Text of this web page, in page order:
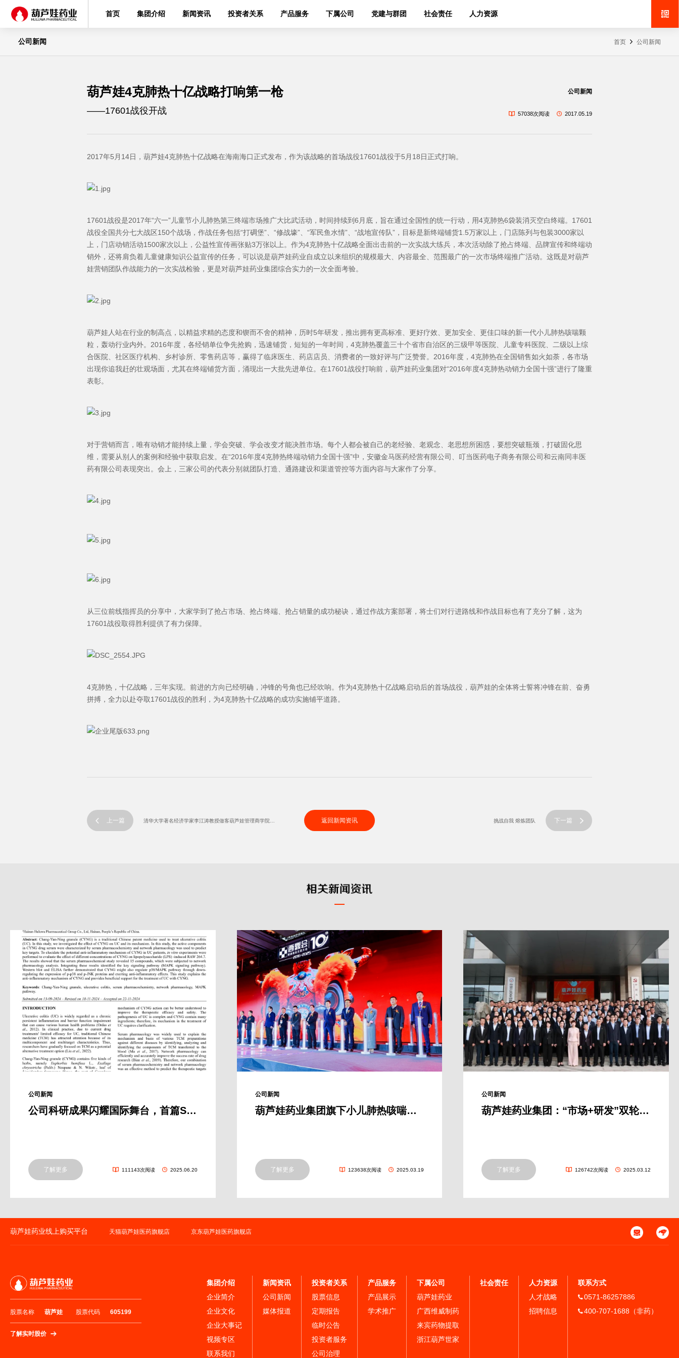
首页 集团介绍 新闻资讯 投资者关系 产品服务 下属公司 党建与群团 社会责任 人力资源
公司新闻 首页 公司新闻
葫芦娃4克肺热十亿战略打响第一枪
——17601战役开战
公司新闻
57038次阅读 2017.05.19
2017年5月14日，葫芦娃4克肺热十亿战略在海南海口正式发布，作为该战略的首场战役17601战役于5月18日正式打响。
17601战役是2017年“六一”儿童节小儿肺热第三终端市场推广大比武活动，时间持续到6月底，旨在通过全国性的统一行动，用4克肺热6袋装消灭空白终端。17601
战役全国共分七大战区150个战场，作战任务包括“打碉堡”、“修战壕”、“军民鱼水情”、“战地宣传队”，目标是新终端铺货1.5万家以上，门店陈列与包装3000家以
上，门店动销活动1500家次以上，公益性宣传画张贴3万张以上。作为4克肺热十亿战略全面出击前的一次实战大练兵，本次活动除了抢占终端、品牌宣传和终端动
销外，还将肩负着儿童健康知识公益宣传的任务，可以说是葫芦娃药业自成立以来组织的规模最大、内容最全、范围最广的一次市场终端推广活动。这既是对葫芦
娃营销团队作战能力的一次实战检验，更是对葫芦娃药业集团综合实力的一次全面考验。
葫芦娃人站在行业的制高点，以精益求精的态度和锲而不舍的精神，历时5年研发，推出拥有更高标准、更好疗效、更加安全、更佳口味的新一代小儿肺热咳喘颗
粒，轰动行业内外。2016年度，各经销单位争先抢购，迅速铺货，短短的一年时间，4克肺热覆盖三十个省市自治区的三级甲等医院、儿童专科医院、二级以上综
合医院、社区医疗机构、乡村诊所、零售药店等，赢得了临床医生、药店店员、消费者的一致好评与广泛赞誉。2016年度，4克肺热在全国销售如火如荼，各市场
出现你追我赶的壮观场面，尤其在终端铺货方面，涌现出一大批先进单位。在17601战役打响前，葫芦娃药业集团对“2016年度4克肺热动销力全国十强”进行了隆重
表彰。
对于营销而言，唯有动销才能持续上量，学会突破、学会改变才能决胜市场。每个人都会被自己的老经验、老观念、老思想所困惑，要想突破瓶颈，打破固化思
维，需要从别人的案例和经验中获取启发。在“2016年度4克肺热终端动销力全国十强”中，安徽金马医药经营有限公司、叮当医药电子商务有限公司和云南同丰医
药有限公司表现突出。会上，三家公司的代表分别就团队打造、通路建设和渠道管控等方面内容与大家作了分享。
从三位前线指挥员的分享中，大家学到了抢占市场、抢占终端、抢占销量的成功秘诀，通过作战方案部署，将士们对行进路线和作战目标也有了充分了解，这为
17601战役取得胜利提供了有力保障。
4克肺热，十亿战略，三年实现。前进的方向已经明确，冲锋的号角也已经吹响。作为4克肺热十亿战略启动后的首场战役，葫芦娃的全体将士誓将冲锋在前、奋勇
拼搏，全力以赴夺取17601战役的胜利，为4克肺热十亿战略的成功实施铺平道路。
上一篇 返回新闻资讯 挑战自我 熔炼团队 下一篇
公司新闻
公司科研成果闪耀国际舞台，首篇SCI文章揭示肠炎宁颗粒奥秘
了解更多 111143次阅读 2025.06.20
公司新闻
葫芦娃药业集团旗下小儿肺热咳喘颗粒荣获“2024-2025年度中国药品零售市场畅销产品”奖
了解更多 123638次阅读 2025.03.19
公司新闻
葫芦娃药业集团：“市场+研发”双轮驱动，助推企业高质量发展
了解更多 126742次阅读 2025.03.12
葫芦娃药业线上购买平台 天猫葫芦娃医药旗舰店 京东葫芦娃医药旗舰店
股票名称 葫芦娃 股票代码 605199
了解实时股价
集团介绍
企业简介
企业文化
企业⼤事记
视频专区
联系我们
新闻资讯
公司新闻
媒体报道
投资者关系
股票信息
定期报告
临时公告
投资者服务
公司治理
产品服务
产品展示
学术推广
下属公司
葫芦娃药业
广西维威制药
来宾药物提取
浙江葫芦世家
社会责任
人力资源
人才战略
招聘信息
联系方式
0571-86257886
400-707-1688（非药）